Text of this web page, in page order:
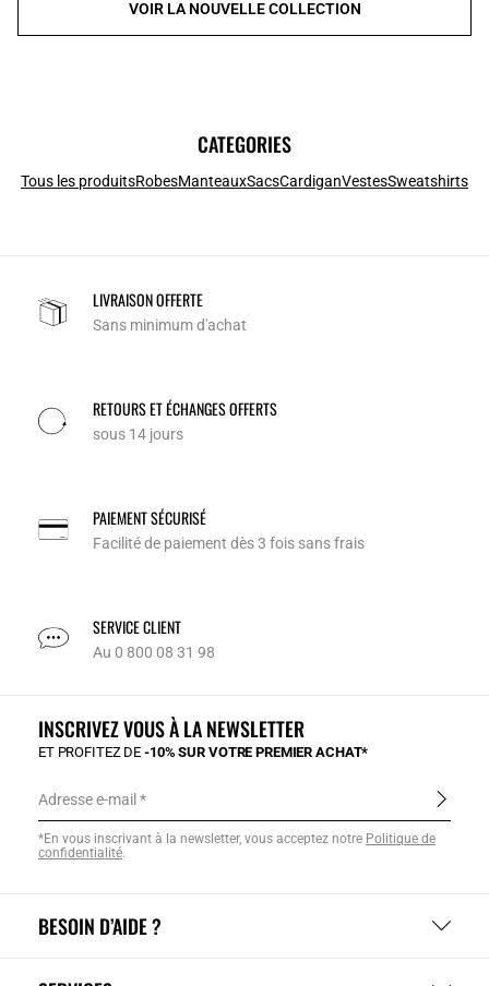
VOIR LA NOUVELLE COLLECTION
CATEGORIES
Tous les produitsRobesManteauxSacsCardiganVestesSweatshirts
LIVRAISON OFFERTE
Sans minimum d'achat
RETOURS ET ÉCHANGES OFFERTS
sous 14 jours
PAIEMENT SÉCURISÉ
Facilité de paiement dès 3 fois sans frais
SERVICE CLIENT
Au 0 800 08 31 98
BESOIN D’AIDE ?
INSCRIVEZ VOUS À LA NEWSLETTER
ET PROFITEZ DE-10% SUR VOTRE PREMIER ACHAT*
Adresse e-mail
*En vous inscrivant à la newsletter, vous acceptez notre Politique de
confidentialité.